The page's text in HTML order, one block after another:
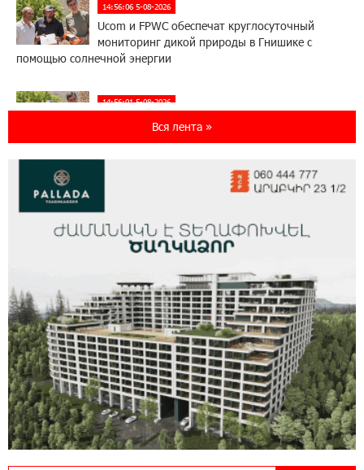
14:56:06 5-08-2026
Ucom и FPWC обеспечат круглосуточный
мониторинг дикой природы в Гнишике с
помощью солнечной энергии
14:56:01 5-08-2026
Ucom и FPWC обеспечат круглосуточный
Idram и IDBank - рядом со стартапами на
Seaside Startup Summit
В мобильном приложении Юнибанка теперь
можно зарегистрироваться также с помощью
imID
21:09:13 31-07-2026
«Бесплатные бонусы в играх»: IDBank
предупреждает о кибератаках на школьников
11:21:15 31-07-2026
Вся лента »